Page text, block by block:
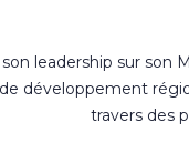
leadership sur son
développement
travers des